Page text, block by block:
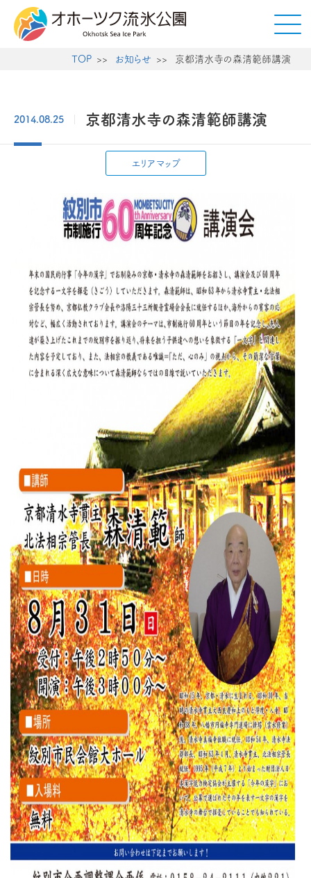
TOP お知らせ 京都清水寺の森清範師講演
2014.08.25 京都清水寺の森清範師講演
エリアマップ